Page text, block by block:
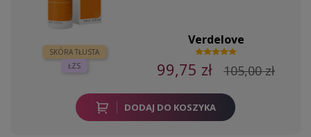
SKÓRA TŁUSTA
ŁZS
Verdelove
99,75 zł 105,00 zł
DODAJ DO KOSZYKA